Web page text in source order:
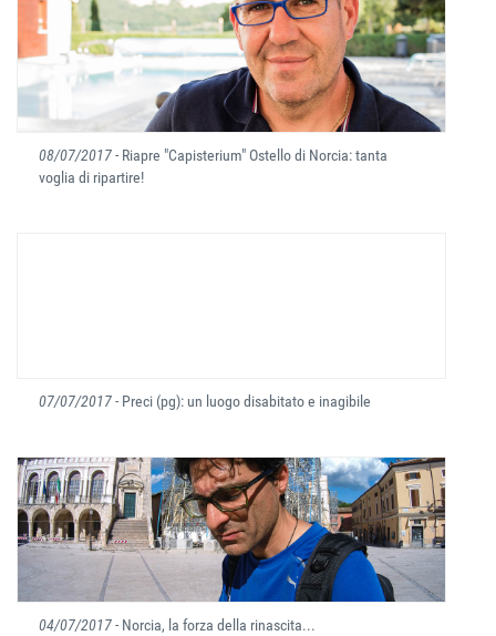
08/07/2017- Riapre "Capisterium" Ostello di Norcia: tanta
voglia di ripartire!
07/07/2017- Preci (pg): un luogo disabitato e inagibile
04/07/2017- Norcia, la forza della rinascita...